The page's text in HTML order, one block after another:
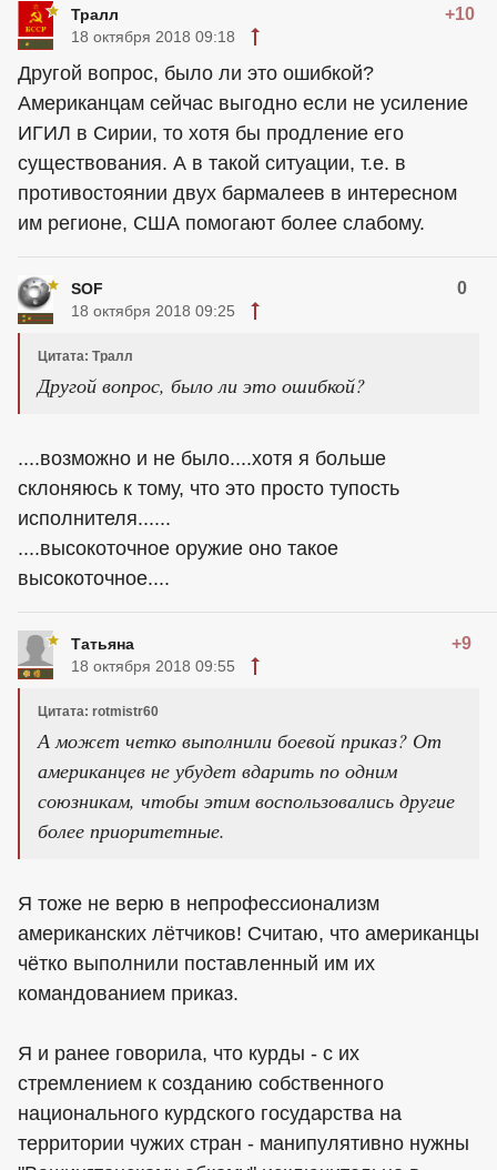
Тралл +10
18 октября 2018 09:18
Другой вопрос, было ли это ошибкой?
Американцам сейчас выгодно если не усиление
ИГИЛ в Сирии, то хотя бы продление его
существования. А в такой ситуации, т.е. в
противостоянии двух бармалеев в интересном
им регионе, США помогают более слабому.
SOF 0
18 октября 2018 09:25
Цитата: Тралл
Другой вопрос, было ли это ошибкой?
....возможно и не было....хотя я больше
склоняюсь к тому, что это просто тупость
исполнителя......
....высокоточное оружие оно такое
высокоточное....
Татьяна +9
18 октября 2018 09:55
Цитата: rotmistr60
А может четко выполнили боевой приказ? От
американцев не убудет вдарить по одним
союзникам, чтобы этим воспользовались другие
более приоритетные.
Я тоже не верю в непрофессионализм
американских лётчиков! Считаю, что американцы
чётко выполнили поставленный им их
командованием приказ.
Я и ранее говорила, что курды - с их
стремлением к созданию собственного
национального курдского государства на
территории чужих стран - манипулятивно нужны